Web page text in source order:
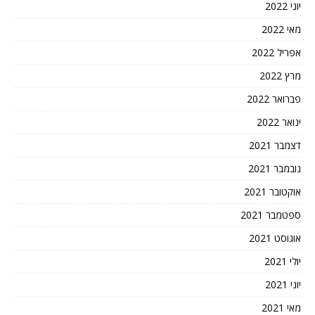
יוני 2022
מאי 2022
אפריל 2022
מרץ 2022
פברואר 2022
ינואר 2022
דצמבר 2021
נובמבר 2021
אוקטובר 2021
ספטמבר 2021
אוגוסט 2021
יולי 2021
יוני 2021
מאי 2021